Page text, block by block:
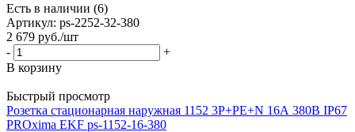
Есть в наличии (6)
Артикул: ps-2252-32-380
2 679 руб./шт
-
+
В корзину
Быстрый просмотр
Розетка стационарная наружная 1152 3Р+РЕ+N 16А 380В IP67
PROxima EKF ps-1152-16-380